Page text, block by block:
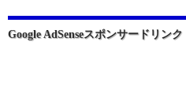
ョ
ン
Google AdSenseスポンサードリンク